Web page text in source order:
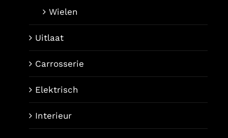
Wielen
Uitlaat
Carrosserie
Elektrisch
Interieur